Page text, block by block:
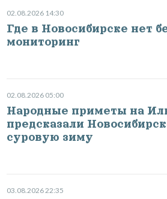
02.08.2026 14:30
Где в Новосибирске нет
мониторинг
02.08.2026 05:00
Народные приметы на
предсказали
суровую зиму
03.08.2026 22:35